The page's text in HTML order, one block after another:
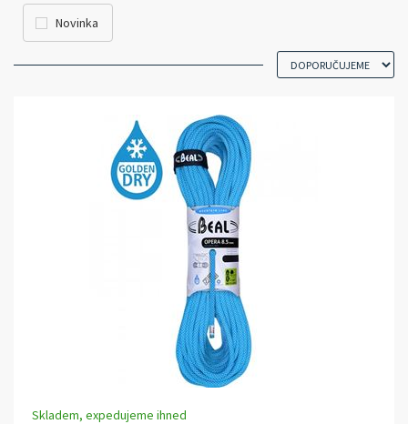
Novinka
Skladem, expedujeme ihned